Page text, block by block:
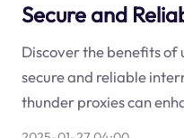
Secure and
Discover the benefits
secure and reliable
thunder proxies can